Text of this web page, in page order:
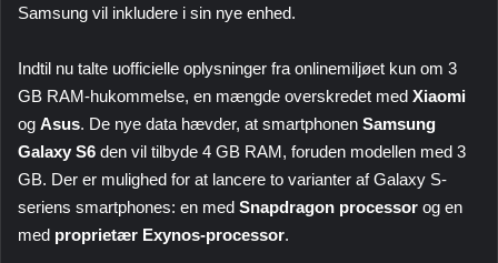
Samsung vil inkludere i sin nye enhed.
Indtil nu talte uofficielle oplysninger fra onlinemiljøet kun om 3
GB RAM-hukommelse, en mængde overskredet med Xiaomi
og Asus. De nye data hævder, at smartphonen Samsung
Galaxy S6 den vil tilbyde 4 GB RAM, foruden modellen med 3
GB. Der er mulighed for at lancere to varianter af Galaxy S-
seriens smartphones: en med Snapdragon processor og en
med proprietær Exynos-processor.